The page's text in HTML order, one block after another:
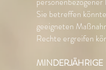
Sie betreffen
geeigneten
Rechte ergreifen
MINDERJÄHRIGE